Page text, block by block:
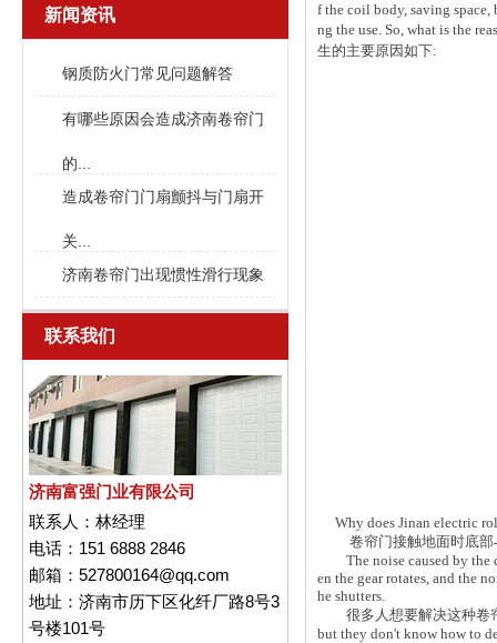
新闻资讯
钢质防火门常见问题解答
有哪些原因会造成济南卷帘门
的...
造成卷帘门门扇颤抖与门扇开
关...
济南卷帘门出现惯性滑行现象
联系我们
济南富强门业有限公司
联系人： 林经理
电话： 151 6888 2846
邮箱： 527800164@qq.com
地址： 济南市历下区化纤厂路8号3
号楼101号
f the coil body, saving space,
ng the use. So, what is the
生的主要原因如下:
Why does Jinan electric
卷帘门接触地面时底部与
The noise caused by the
en the gear rotates, and the
he shutters.
很多人想要解决这种卷帘
but they don't know how to